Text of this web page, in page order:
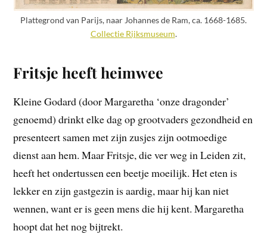
Plattegrond van Parijs, naar Johannes de Ram, ca. 1668-1685.
Collectie Rijksmuseum.
Fritsje heeft heimwee
Kleine Godard (door Margaretha ‘onze dragonder’
genoemd) drinkt elke dag op grootvaders gezondheid en
presenteert samen met zijn zusjes zijn ootmoedige
dienst aan hem. Maar Fritsje, die ver weg in Leiden zit,
heeft het ondertussen een beetje moeilijk. Het eten is
lekker en zijn gastgezin is aardig, maar hij kan niet
wennen, want er is geen mens die hij kent. Margaretha
hoopt dat het nog bijtrekt.